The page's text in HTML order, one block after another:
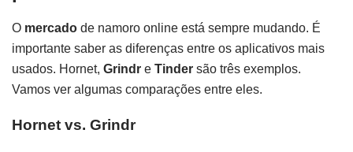
O mercado de namoro online está sempre mudando. É
importante saber as diferenças entre os aplicativos mais
usados. Hornet, Grindr e Tinder são três exemplos.
Vamos ver algumas comparações entre eles.
Hornet vs. Grindr